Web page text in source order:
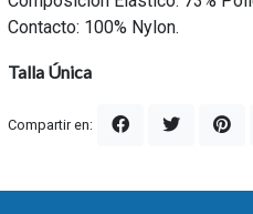
Contacto: 100% Nylon.
Talla Única
Compartir en: